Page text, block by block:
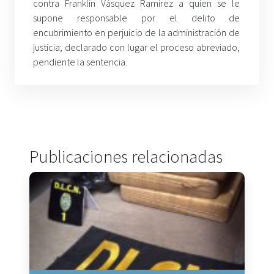
contra Franklin Vásquez Ramírez a quien se le
supone responsable por el delito de
encubrimiento en perjuicio de la administración de
justicia; declarado con lugar el proceso abreviado,
pendiente la sentencia.
Publicaciones relacionadas